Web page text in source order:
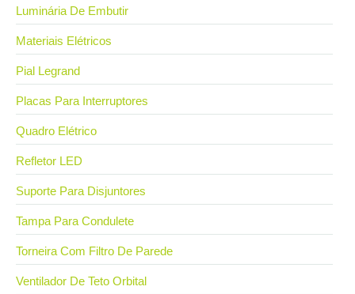
Luminária De Embutir
Materiais Elétricos
Pial Legrand
Placas Para Interruptores
Quadro Elétrico
Refletor LED
Suporte Para Disjuntores
Tampa Para Condulete
Torneira Com Filtro De Parede
Ventilador De Teto Orbital